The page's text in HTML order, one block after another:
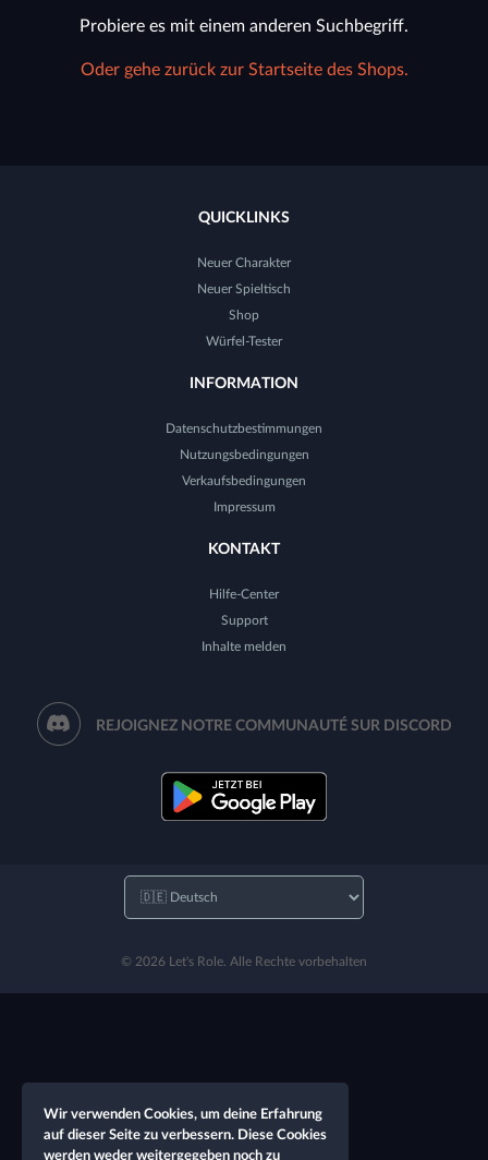
Probiere es mit einem anderen Suchbegriff.
Oder gehe zurück zur Startseite des Shops.
QUICKLINKS
Neuer Charakter
Neuer Spieltisch
Shop
Würfel-Tester
INFORMATION
Datenschutzbestimmungen
Nutzungsbedingungen
Verkaufsbedingungen
Impressum
KONTAKT
Hilfe-Center
Support
Inhalte melden
REJOIGNEZ NOTRE COMMUNAUTÉ SUR DISCORD
© 2026 Let's Role. Alle Rechte vorbehalten
Wir verwenden Cookies, um deine Erfahrung
auf dieser Seite zu verbessern. Diese Cookies
werden weder weitergegeben noch zu